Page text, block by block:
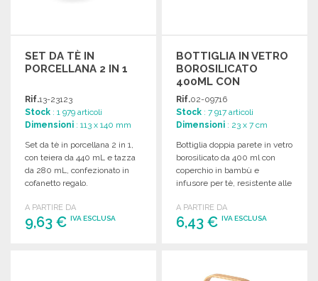
SET DA TÈ IN
PORCELLANA 2 IN 1
Rif.13-23123
Stock : 1 979 articoli
Dimensioni : 113 x 140 mm
Set da tè in porcellana 2 in 1,
con teiera da 440 mL e tazza
da 280 mL, confezionato in
cofanetto regalo.
A PARTIRE DA
9,63 € IVA ESCLUSA
BOTTIGLIA IN VETRO
BOROSILICATO
400ML CON
INFUSORE A PREZZI
ALL'INGROSSO
Rif.02-09716
Stock : 7 917 articoli
Dimensioni : 23 x 7 cm
Bottiglia doppia parete in vetro
borosilicato da 400 ml con
coperchio in bambù e
infusore per tè, resistente alle
A PARTIRE DA
6,43 €IVA ESCLUSA
Richiedi un preventivo